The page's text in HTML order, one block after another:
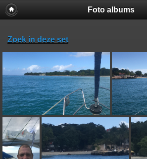
Foto albums
Zoek in deze set